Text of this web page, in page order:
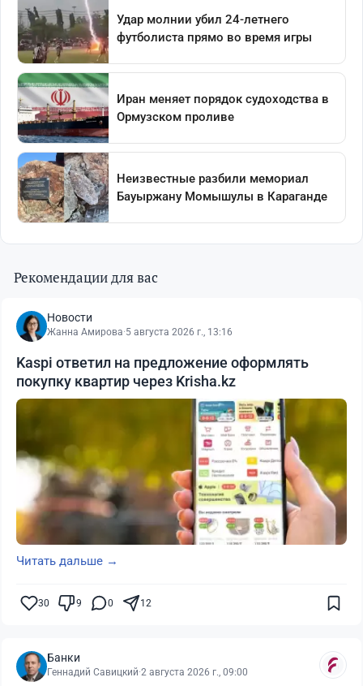
Рекомендации для вас
Новости
Жанна Амирова·5 августа 2026 г., 13:16
Kaspi ответил на предложение оформлять
покупку квартир через Krisha.kz
Читать дальше →
30 9 0 12
Банки
Геннадий Савицкий·2 августа 2026 г., 09:00